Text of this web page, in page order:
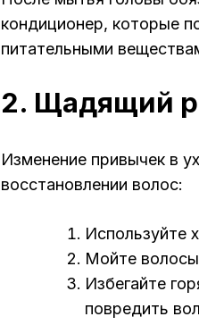
кондиционер, которые
питательными
2. Щадящий
Изменение привычек в
восстановлении волос:
Используйте
Мойте
Избегайте
повредить